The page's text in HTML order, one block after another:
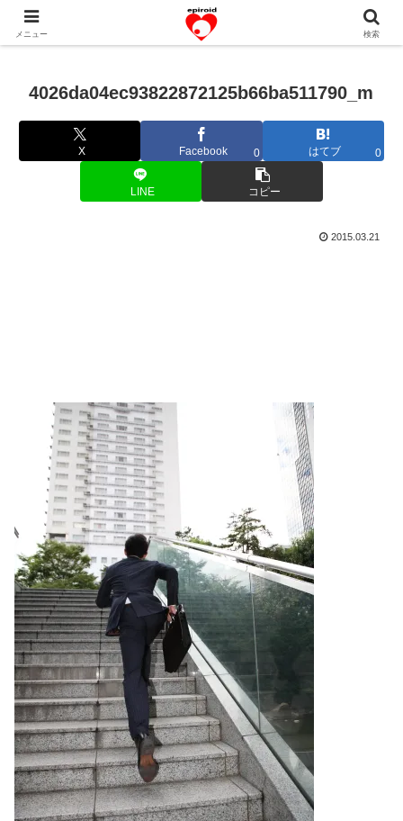
恋愛共感エピソード。あなたのストーリーを変えていく！。
4026da04ec93822872125b66ba511790_m
X Facebook 0 はてブ 0
LINE コピー
2015.03.21
メニュー 検索